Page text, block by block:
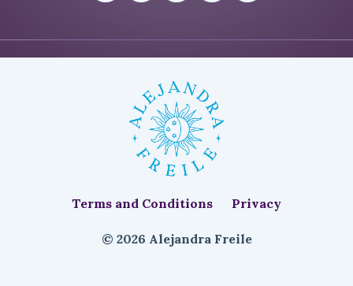
Terms and Conditions Privacy
© 2026 Alejandra Freile